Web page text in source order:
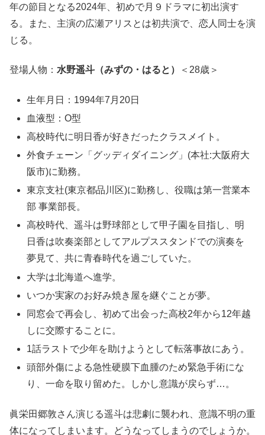
年の節目となる2024年、初めで月９ドラマに初出演す
る。また、主演の広瀬アリスとは初共演で、恋人同士を演
じる。
登場人物： 水野遥斗（みずの・はると） ＜28歳＞
生年月日：1994年7月20日
血液型：O型
高校時代に明日香が好きだったクラスメイト。
外食チェーン「グッディダイニング」(本社:大阪府大
阪市)に勤務。
東京支社(東京都品川区)に勤務し、役職は第一営業本
部 事業部長。
高校時代、遥斗は野球部として甲子園を目指し、明
日香は吹奏楽部としてアルプススタンドでの演奏を
夢見て、共に青春時代を過ごしていた。
大学は北海道へ進学。
いつか実家のお好み焼き屋を継ぐことが夢。
同窓会で再会し、初めて出会った高校2年から12年越
しに交際することに。
1話ラストで少年を助けようとして転落事故にあう。
頭部外傷による急性硬膜下血腫のため緊急手術にな
り、一命を取り留めた。しかし意識が戻らず…。
眞栄田郷敦さん演じる遥斗は悲劇に襲われ、意識不明の重
体になってしまいます。どうなってしまうのでしょうか。